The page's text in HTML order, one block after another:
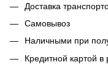
Доставка
Самовывоз
Наличными при
Кредитной картой в